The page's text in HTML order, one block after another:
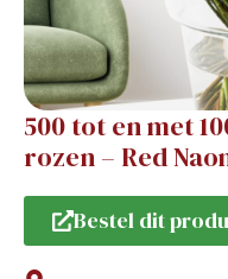
500 tot en met
rozen – Red
Bestel dit